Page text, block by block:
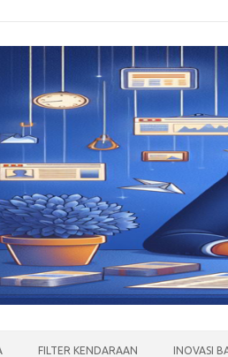
FILTER KENDARAAN INOVASI